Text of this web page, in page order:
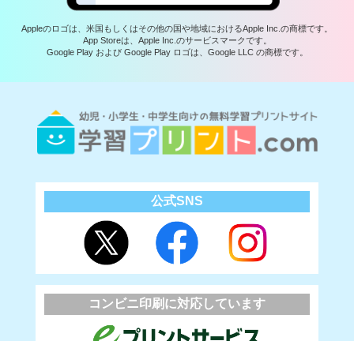
Appleのロゴは、米国もしくはその他の国や地域におけるApple Inc.の商標です。
App Storeは、Apple Inc.のサービスマークです。
Google Play および Google Play ロゴは、Google LLC の商標です。
公式SNS
コンビニ印刷に対応しています